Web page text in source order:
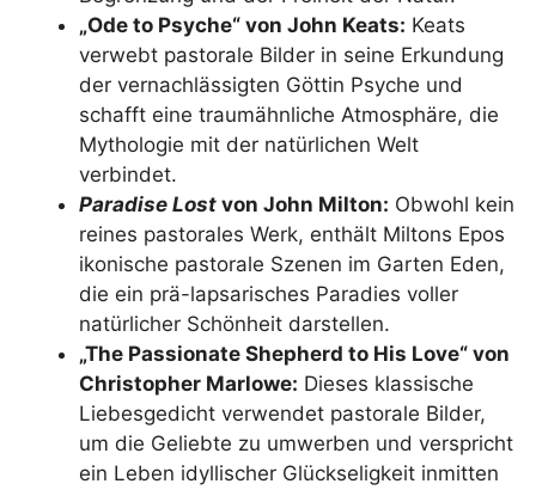
„Ode to Psyche“ von John Keats: Keats
verwebt pastorale Bilder in seine Erkundung
der vernachlässigten Göttin Psyche und
schafft eine traumähnliche Atmosphäre, die
Mythologie mit der natürlichen Welt
verbindet.
Paradise Lost von John Milton: Obwohl kein
reines pastorales Werk, enthält Miltons Epos
ikonische pastorale Szenen im Garten Eden,
die ein prä-lapsarisches Paradies voller
natürlicher Schönheit darstellen.
„The Passionate Shepherd to His Love“ von
Christopher Marlowe: Dieses klassische
Liebesgedicht verwendet pastorale Bilder,
um die Geliebte zu umwerben und verspricht
ein Leben idyllischer Glückseligkeit inmitten